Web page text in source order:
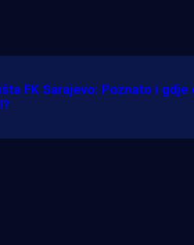
u Bundesligu? Dva
FK Sarajevo: Poznato i gdje